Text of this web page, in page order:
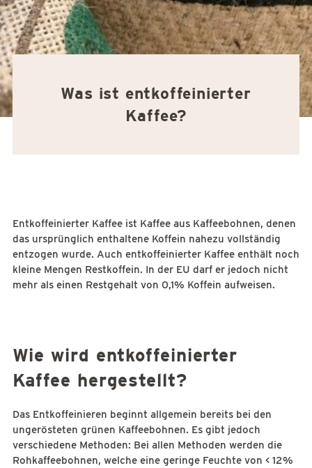
Was ist entkoffeinierter
Kaffee?
Entkoffeinierter Kaffee ist Kaffee aus Kaffeebohnen, denen
das ursprünglich enthaltene Koffein nahezu vollständig
entzogen wurde. Auch entkoffeinierter Kaffee enthält noch
kleine Mengen Restkoffein. In der EU darf er jedoch nicht
mehr als einen Restgehalt von 0,1% Koffein aufweisen.
Wie wird entkoffeinierter
Kaffee hergestellt?
Das Entkoffeinieren beginnt allgemein bereits bei den
ungerösteten grünen Kaffeebohnen. Es gibt jedoch
verschiedene Methoden: Bei allen Methoden werden die
Rohkaffeebohnen, welche eine geringe Feuchte von < 12%